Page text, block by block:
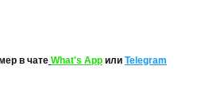
в чате What's App или Telegram